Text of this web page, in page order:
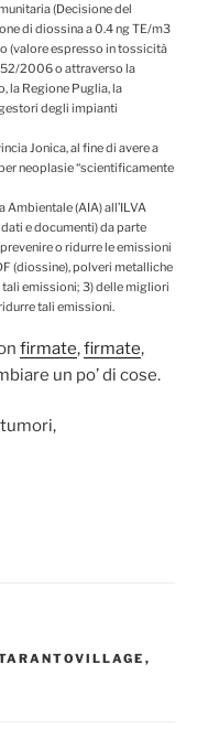
(Decisione del
di diossina a 0.4 ng TE/m3
(valore espresso in tossicità
2006 o attraverso la
la Regione Puglia, la
degli impianti
Jonica, al fine di avere a
neoplasie “scientificamente
Ambientale (AIA) all’ILVA
e documenti) da parte
o ridurre le emissioni
(diossine), polveri metalliche
emissioni; 3) delle migliori
tali emissioni.
firmate,firmate,
un po’ di cose.
,